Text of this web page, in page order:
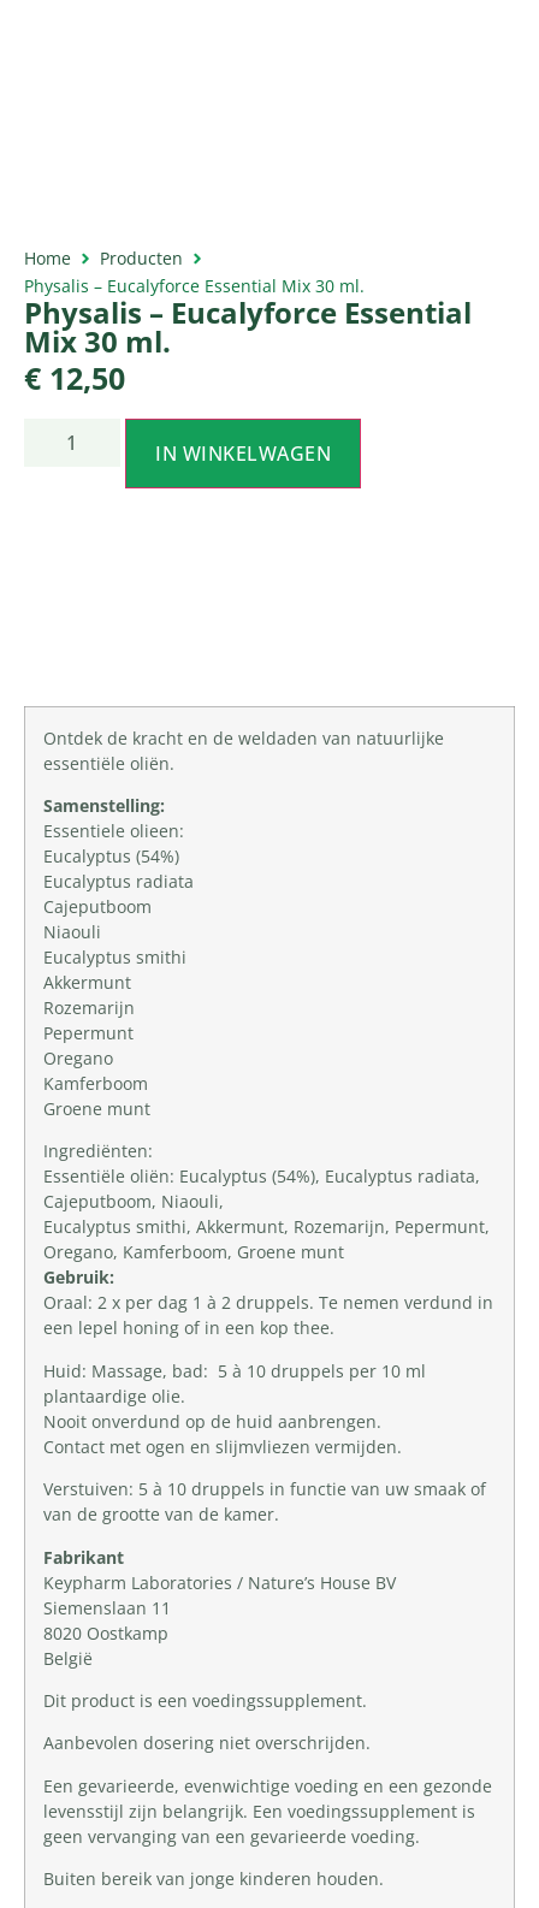
Home
Producten
Physalis – Eucalyforce Essential Mix 30 ml.
Physalis – Eucalyforce Essential
Mix 30 ml.
€ 12,50
IN WINKELWAGEN
Ontdek de kracht en de weldaden van natuurlijke
essentiële oliën.
Samenstelling:
Essentiele olieen:
Eucalyptus (54%)
Eucalyptus radiata
Cajeputboom
Niaouli
Eucalyptus smithi
Akkermunt
Rozemarijn
Pepermunt
Oregano
Kamferboom
Groene munt
Ingrediënten:
Essentiële oliën: Eucalyptus (54%), Eucalyptus radiata,
Cajeputboom, Niaouli,
Eucalyptus smithi, Akkermunt, Rozemarijn, Pepermunt,
Oregano, Kamferboom, Groene munt
Gebruik:
Oraal: 2 x per dag 1 à 2 druppels. Te nemen verdund in
een lepel honing of in een kop thee.
Huid: Massage, bad: 5 à 10 druppels per 10 ml
plantaardige olie.
Nooit onverdund op de huid aanbrengen.
Contact met ogen en slijmvliezen vermijden.
Verstuiven: 5 à 10 druppels in functie van uw smaak of
van de grootte van de kamer.
Fabrikant
Keypharm Laboratories / Nature’s House BV
Siemenslaan 11
8020 Oostkamp
België
Dit product is een voedingssupplement.
Aanbevolen dosering niet overschrijden.
Een gevarieerde, evenwichtige voeding en een gezonde
levensstijl zijn belangrijk. Een voedingssupplement is
geen vervanging van een gevarieerde voeding.
Buiten bereik van jonge kinderen houden.